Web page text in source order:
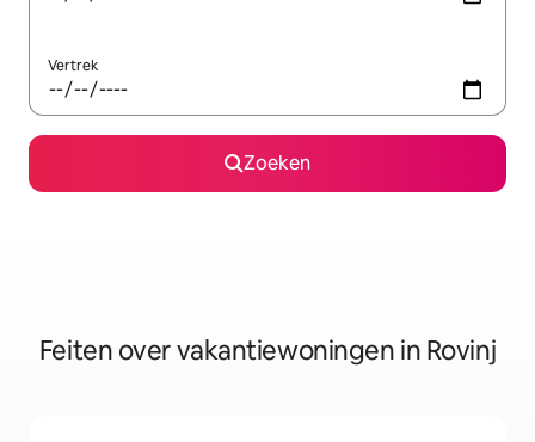
Vertrek
Zoeken
Feiten over vakantiewoningen in Rovinj